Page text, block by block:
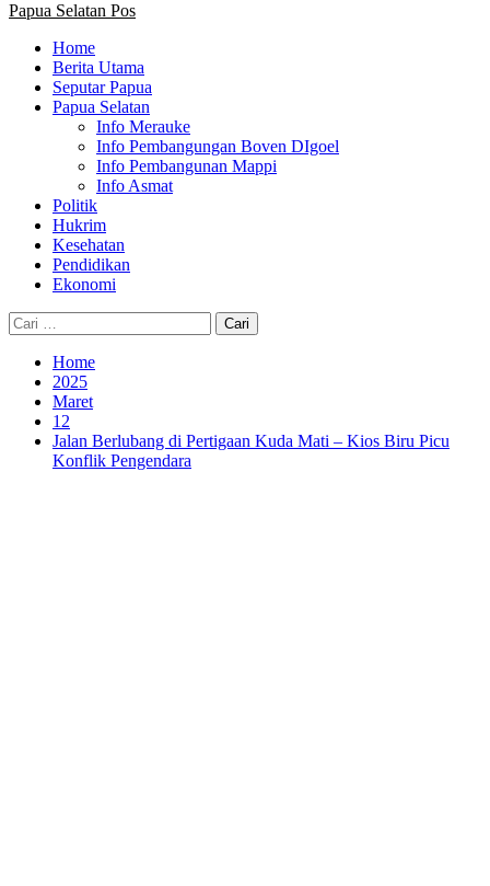
Papua Selatan Pos
Home
Berita Utama
Seputar Papua
Papua Selatan
Info Merauke
Info Pembangungan Boven DIgoel
Info Pembangunan Mappi
Info Asmat
Politik
Hukrim
Kesehatan
Pendidikan
Ekonomi
Cari
untuk:
Home
2025
Maret
12
Jalan Berlubang di Pertigaan Kuda Mati – Kios Biru Picu
Konflik Pengendara